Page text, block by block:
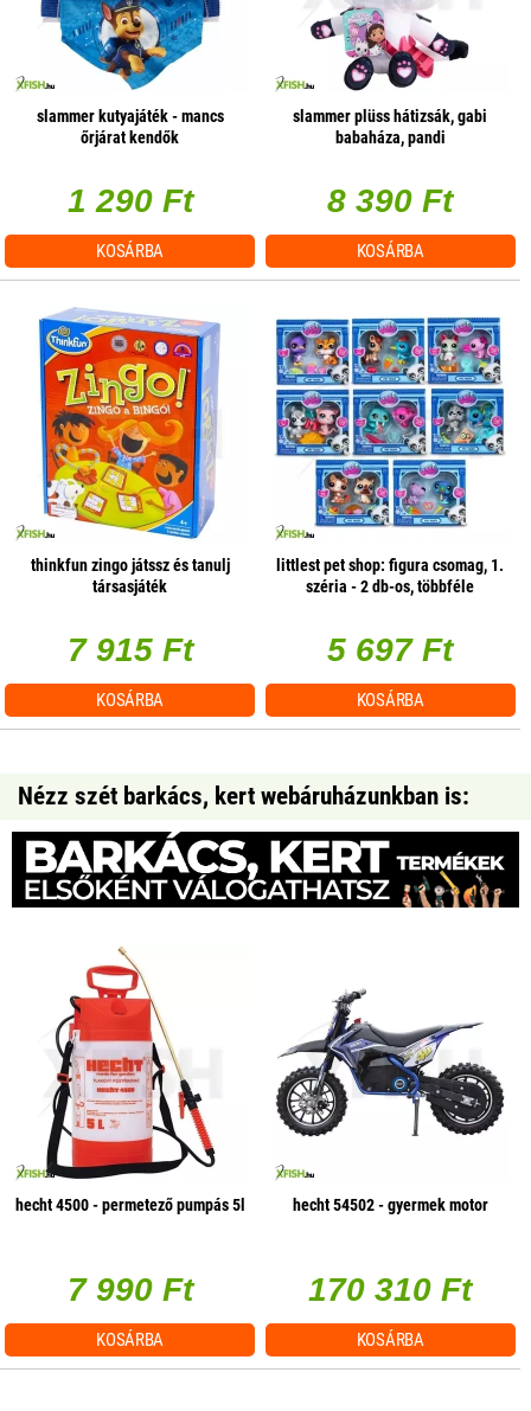
slammer kutyajáték - mancs
őrjárat kendők
1 290 Ft
KOSÁRBA
slammer plüss hátizsák, gabi
babaháza, pandi
8 390 Ft
KOSÁRBA
thinkfun zingo játssz és tanulj
társasjáték
7 915 Ft
KOSÁRBA
littlest pet shop: figura csomag, 1.
széria - 2 db-os, többféle
5 697 Ft
KOSÁRBA
Nézz szét barkács, kert webáruházunkban is:
hecht 4500 - permetező pumpás 5l
7 990 Ft
KOSÁRBA
hecht 54502 - gyermek motor
170 310 Ft
KOSÁRBA